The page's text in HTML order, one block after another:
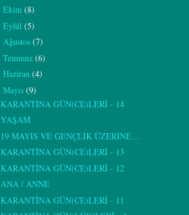
Ekim (8)
Eylül (5)
Ağustos (7)
Temmuz (6)
Haziran (4)
Mayıs (9)
KARANTİNA GÜN(CE)LERİ - 14
YAŞAM
19 MAYIS VE GENÇLİK ÜZERİNE…
KARANTİNA GÜN(CE)LERİ - 13
KARANTİNA GÜN(CE)LERİ - 12
ANA / ANNE
KARANTİNA GÜN(CE)LERİ - 11